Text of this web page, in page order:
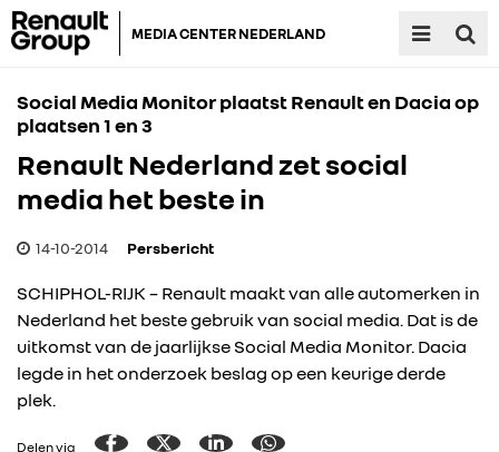
MEDIA CENTER NEDERLAND
Social Media Monitor plaatst Renault en Dacia op
plaatsen 1 en 3
Renault Nederland zet social
media het beste in
14-10-2014 Persbericht
SCHIPHOL-RIJK – Renault maakt van alle automerken in
Nederland het beste gebruik van social media. Dat is de
uitkomst van de jaarlijkse Social Media Monitor. Dacia
legde in het onderzoek beslag op een keurige derde
plek.
Delen via